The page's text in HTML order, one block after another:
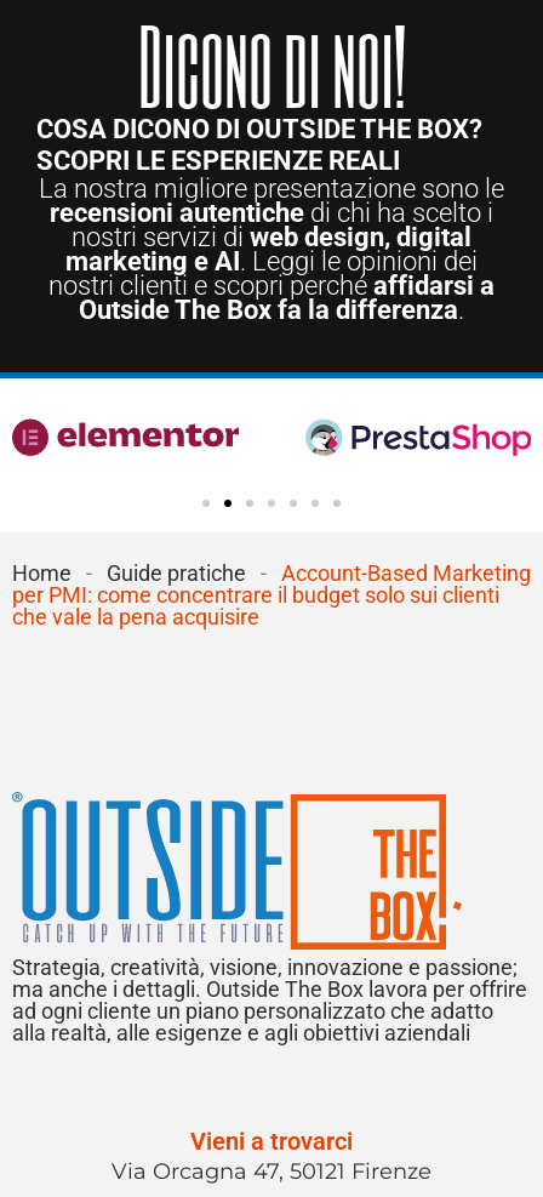
Dicono di noi!
COSA DICONO DI OUTSIDE THE BOX?
SCOPRI LE ESPERIENZE REALI
La nostra migliore presentazione sono le
recensioni autentiche di chi ha scelto i
nostri servizi di web design, digital
marketing e AI. Leggi le opinioni dei
nostri clienti e scopri perché affidarsi a
Outside The Box fa la differenza.
Home - Guide pratiche - Account-Based Marketing
per PMI: come concentrare il budget solo sui clienti
che vale la pena acquisire
Strategia, creatività, visione, innovazione e passione;
ma anche i dettagli. Outside The Box lavora per offrire
ad ogni cliente un piano personalizzato che adatto
alla realtà, alle esigenze e agli obiettivi aziendali
Vieni a trovarci
Via Orcagna 47, 50121 Firenze